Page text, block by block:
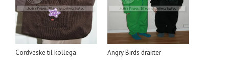
Cordveske til kollega Angry Birds drakter